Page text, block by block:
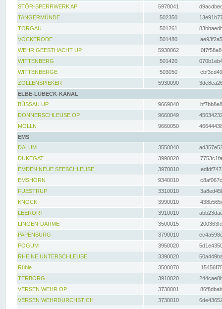
STÖR-SPERRWERK AP 5970041
TANGERMÜNDE
502350
TORGAU
501261
VOCKERODE
501480
WEHR GEESTHACHT UP
5930062
WITTENBERG
501420
WITTENBERGE
503050
ZOLLENSPIEKER
5930090
ELBE-LÜBECK-KANAL
BÜSSAU UP
9669040
DONNERSCHLEUSE OP
9660049
MÖLLN
9660050
EMS
DALUM
3550040
DUKEGAT
3990020
EMDEN NEUE SEESCHLEUSE
3970010
EMSHÖRN
9340010
FUESTRUP
3310010
KNOCK
3990010
LEERORT
3910010
LINGEN-DARME
3500015
PAPENBURG
3790010
POGUM
3950020
RHEINE UNTERSCHLEUSE
3390020
Rühle
3500070
TERBORG
3910020
VERSEN WEHR OP
3730001
VERSEN WEHRDURCHSTICH
3730010